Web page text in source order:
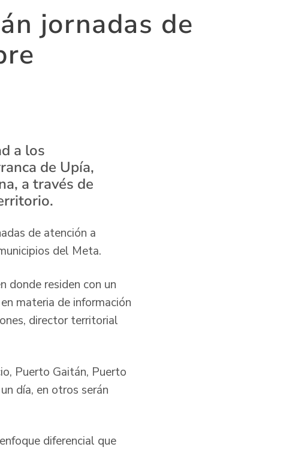
jornadas de
a los
de Upía,
a través de
de atención a
del Meta.
donde residen con un
materia de información
director territorial
Puerto Gaitán, Puerto
día, en otros serán
diferencial que